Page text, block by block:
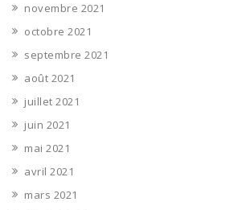
novembre 2021
octobre 2021
septembre 2021
août 2021
juillet 2021
juin 2021
mai 2021
avril 2021
mars 2021